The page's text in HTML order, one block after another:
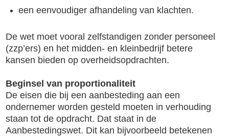
een eenvoudiger afhandeling van klachten.
De wet moet vooral zelfstandigen zonder personeel
(zzp’ers) en het midden- en kleinbedrijf betere
kansen bieden op overheidsopdrachten.
Beginsel van proportionaliteit
De eisen die bij een aanbesteding aan een
ondernemer worden gesteld moeten in verhouding
staan tot de opdracht. Dat staat in de
Aanbestedingswet. Dit kan bijvoorbeeld betekenen